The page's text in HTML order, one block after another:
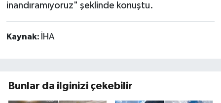
inandıramıyoruz" şeklinde konuştu.
Kaynak: İHA
Bunlar da ilginizi çekebilir